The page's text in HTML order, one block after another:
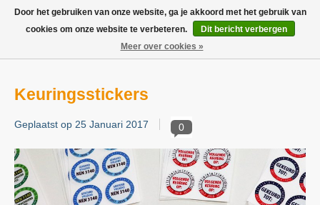
Boven de €100,- gratis verzending! Vóór 14.00 besteld, volgende dag in huis!
Verlanglijst
Keuringsstickers
Geplaatst op 25 Januari 2017 0
Door het gebruiken van onze website, ga je akkoord met het gebruik van
cookies om onze website te verbeteren.
Dit bericht verbergen
Meer over cookies »